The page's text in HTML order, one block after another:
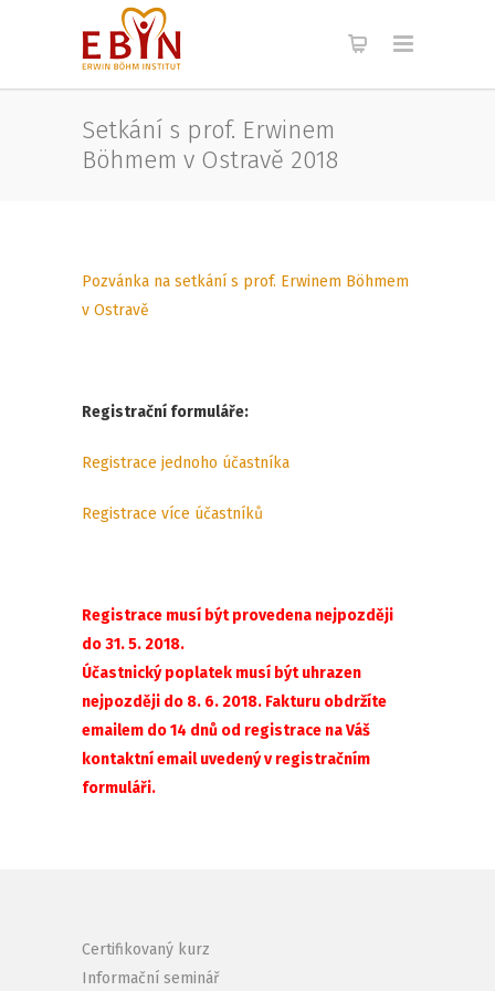
Setkání s prof. Erwinem
Böhmem v Ostravě 2018
Pozvánka na setkání s prof. Erwinem Böhmem
v Ostravě
Registrační formuláře:
Registrace jednoho účastníka
Registrace více účastníků
Registrace musí být provedena nejpozději
do 31. 5. 2018.
Účastnický poplatek musí být uhrazen
nejpozději do 8. 6. 2018. Fakturu obdržíte
emailem do 14 dnů od registrace na Váš
kontaktní email uvedený v registračním
formuláři.
Certifikovaný kurz
Informační seminář